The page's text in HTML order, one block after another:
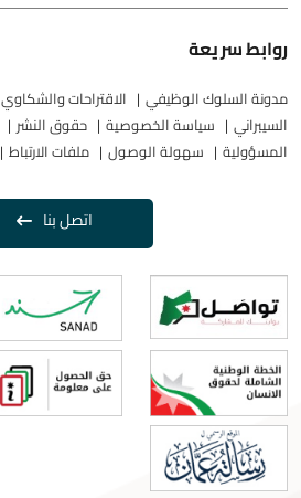
روابط سريعة
مدونة السلوك الوظيفي الاقتراحات والشكاوي
السيبراني
سياسة الخصوصية حقوق النشر
المسؤولية
سهولة الوصول ملفات الارتباط
اتصل بنا